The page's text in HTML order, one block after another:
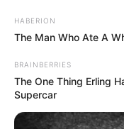
HABERION
The Man Who Ate A
BRAINBERRIES
The One Thing Erling
Supercar